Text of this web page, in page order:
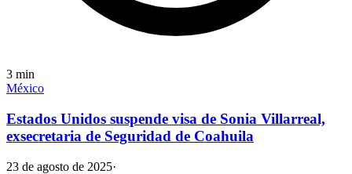
3 min
México
Estados Unidos suspende visa de Sonia Villarreal,
exsecretaria de Seguridad de Coahuila
23 de agosto de 2025·